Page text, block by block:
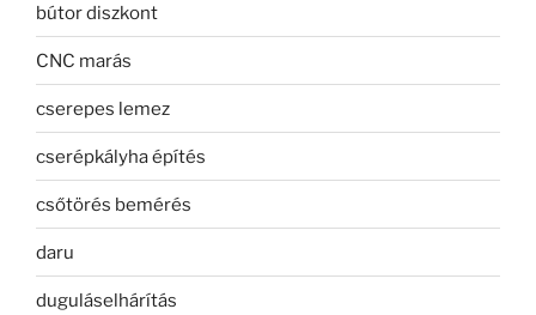
bútor diszkont
CNC marás
cserepes lemez
cserépkályha építés
csőtörés bemérés
daru
duguláselhárítás